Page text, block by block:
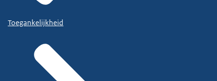
Toegankelijkheid